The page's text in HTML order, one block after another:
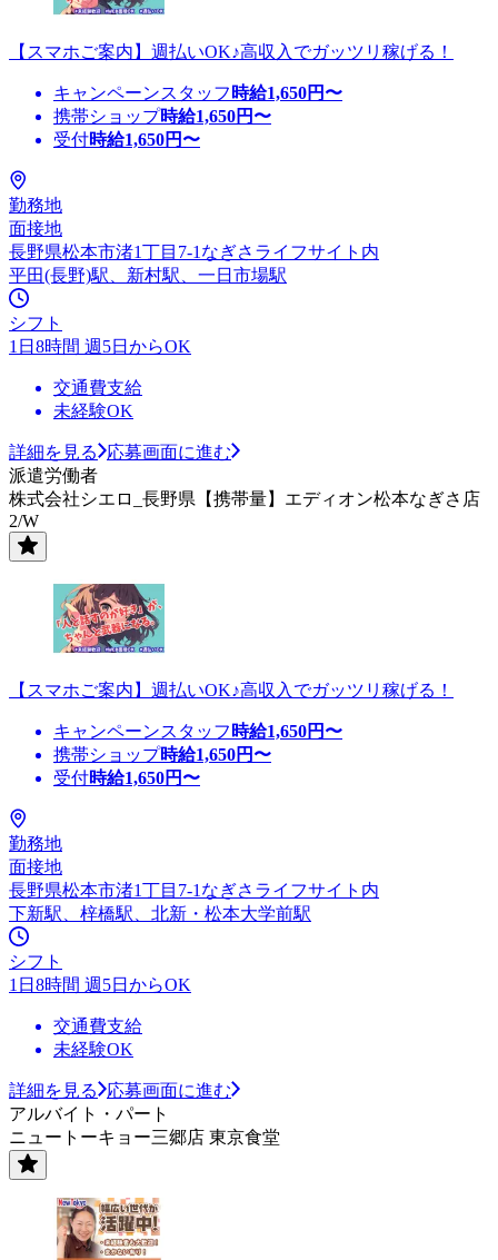
【スマホご案内】週払いOK♪高収入でガッツリ稼げる！
キャンペーンスタッフ 時給1,650円〜
携帯ショップ時給1,650円〜
受付時給1,650円〜
勤務地
面接地
長野県松本市渚1丁目7-1なぎさライフサイト内
平田(長野)駅、新村駅、一日市場駅
シフト
1日8時間 週5日からOK
交通費支給
未経験OK
詳細を見る
応募画面に進む
派遣労働者
株式会社シエロ_長野県【携帯量】エディオン松本なぎさ店
2/W
【スマホご案内】週払いOK♪高収入でガッツリ稼げる！
キャンペーンスタッフ 時給1,650円〜
携帯ショップ時給1,650円〜
受付時給1,650円〜
勤務地
面接地
長野県松本市渚1丁目7-1なぎさライフサイト内
下新駅、梓橋駅、北新・松本大学前駅
シフト
1日8時間 週5日からOK
交通費支給
未経験OK
詳細を見る
応募画面に進む
アルバイト・パート
ニュートーキョー三郷店 東京食堂